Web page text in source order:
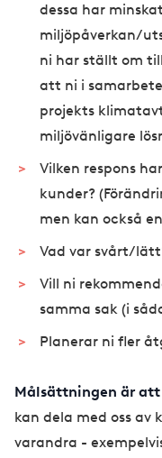
dessa har
miljöpåverkan/
ni har ställt om
att ni i
projekts
miljövänligare
Vilken respons
kunder?
men kan också
Vad var svårt/
Vill ni
samma sak (i
Planerar ni fler
Målsättningen är
kan dela med oss av
varandra -